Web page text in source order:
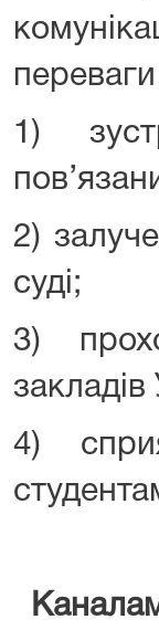
1)
2)
суді;
3)
закладів
4)